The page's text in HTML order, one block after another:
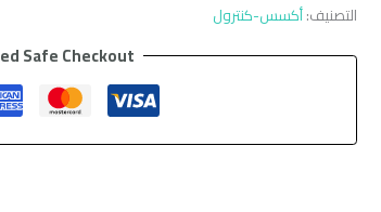
التصنيف:أكسس-كنترول
Safe Checkout